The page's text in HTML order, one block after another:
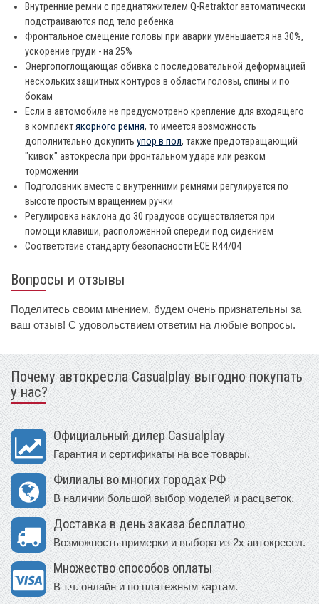
Внутренние ремни с преднатяжителем Q-Retraktor автоматически
подстраиваются под тело ребенка
Фронтальное смещение головы при аварии уменьшается на 30%,
ускорение груди - на 25%
Энергопоглощающая обивка с последовательной деформацией
нескольких защитных контуров в области головы, спины и по
бокам
Если в автомобиле не предусмотрено крепление для входящего
в комплектякорного ремня, то имеется возможность
дополнительно докупить упор в пол, также предотвращающий
"кивок" автокресла при фронтальном ударе или резком
торможении
Подголовник вместе с внутренними ремнями регулируется по
высоте простым вращением ручки
Регулировка наклона до 30 градусов осуществляется при
помощи клавиши, расположенной спереди под сидением
Соответствие стандарту безопасности ECE R44/04
Вопросы и отзывы
Поделитесь своим мнением, будем очень признательны за
ваш отзыв! С удовольствием ответим на любые вопросы.
Почему автокресла Casualplay выгодно покупать
у нас?
Официальный дилер Casualplay
Гарантия и сертификаты на все товары.
Филиалы во многих городах РФ
В наличии большой выбор моделей и расцветок.
Доставка в день заказа бесплатно
Возможность примерки и выбора из 2х автокресел.
Множество способов оплаты
В т.ч. онлайн и по платежным картам.